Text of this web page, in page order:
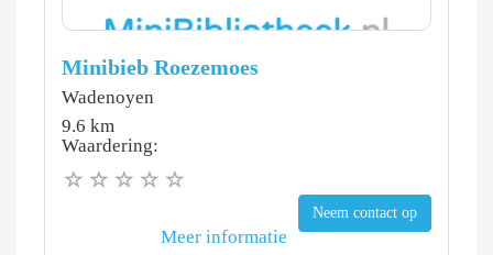
Minibieb Roezemoes
Wadenoyen
9.6 km
Waardering:
Neem contact op
Meer informatie